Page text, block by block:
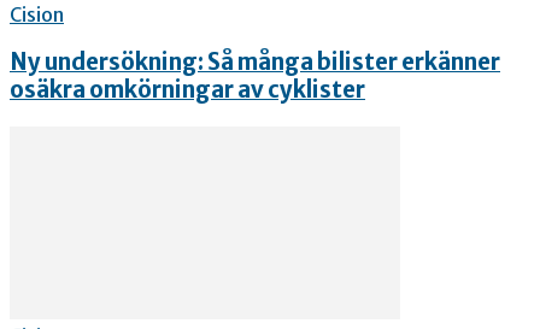
Cision
Ny undersökning: Så många bilister erkänner
osäkra omkörningar av cyklister